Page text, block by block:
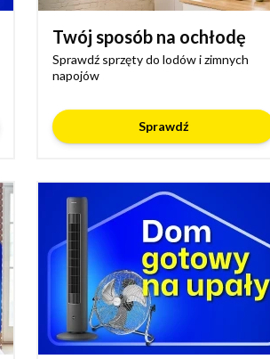
Twój sposób na ochłodę
Sprawdź sprzęty do lodów i zimnych
napojów
Sprawdź